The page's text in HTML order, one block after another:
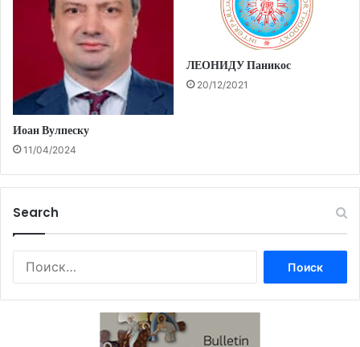
Иоан Вулпеску
11/04/2024
ЛЕОНИДУ Паникос
20/12/2021
Search